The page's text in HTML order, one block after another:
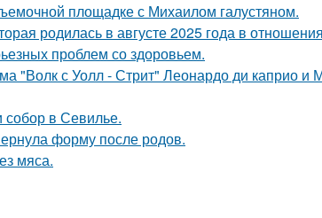
площадке с Михаилом галустяном.
родилась в августе 2025 года в
проблем со здоровьем.
"Волк с Уолл - Стрит" Леонардо ди каприо и
в Севилье.
форму после родов.
мяса.